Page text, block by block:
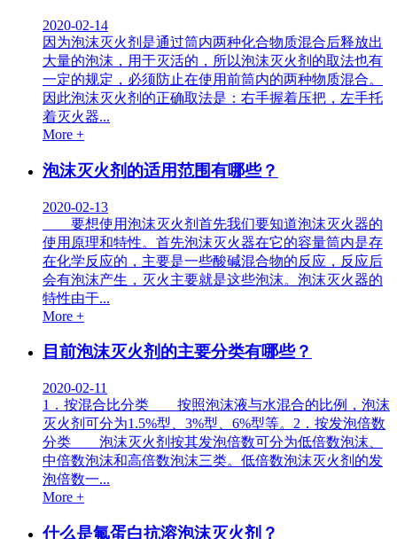
2020-02-14
因为泡沫灭火剂是通过筒内两种化合物质混合后释放出
大量的泡沫，用于灭活的，所以泡沫灭火剂的取法也有
一定的规定，必须防止在使用前筒内的两种物质混合。
因此泡沫灭火剂的正确取法是：右手握着压把，左手托
着灭火器...
More +
泡沫灭火剂的适用范围有哪些？
2020-02-13
要想使用泡沫灭火剂首先我们要知道泡沫灭火器的
使用原理和特性。首先泡沫灭火器在它的容量筒内是存
在化学反应的，主要是一些酸碱混合物的反应，反应后
会有泡沫产生，灭火主要就是这些泡沫。泡沫灭火器的
特性由于...
More +
目前泡沫灭火剂的主要分类有哪些？
2020-02-11
1．按混合比分类 按照泡沫液与水混合的比例，泡沫
灭火剂可分为1.5%型、3%型、6%型等。2．按发泡倍数
分类 泡沫灭火剂按其发泡倍数可分为低倍数泡沫、
中倍数泡沫和高倍数泡沫三类。低倍数泡沫灭火剂的发
泡倍数一...
More +
什么是氟蛋白抗溶泡沫灭火剂？